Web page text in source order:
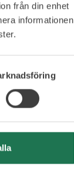
från din enhet
informationen